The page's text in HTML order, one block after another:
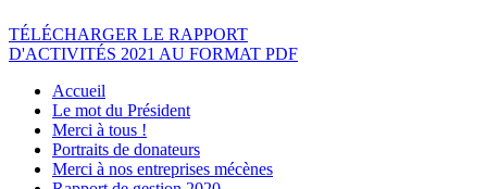
TÉLÉCHARGER LE RAPPORT
D'ACTIVITÉS 2021 AU FORMAT PDF
Accueil
Le mot du Président
Merci à tous !
Portraits de donateurs
Merci à nos entreprises mécènes